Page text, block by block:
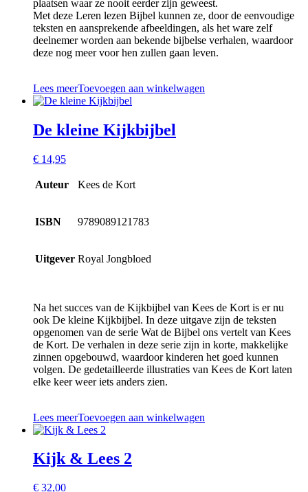
plaatsen waar ze nooit eerder zijn geweest.
Met deze Leren lezen Bijbel kunnen ze, door de eenvoudige
teksten en aansprekende afbeeldingen, als het ware zelf
deelnemer worden aan bekende bijbelse verhalen, waardoor
deze nog meer voor hen zullen gaan leven.
Lees meerToevoegen aan winkelwagen
De kleine Kijkbijbel
€ 14,95
Auteur Kees de Kort
ISBN 9789089121783
Uitgever Royal Jongbloed
Na het succes van de Kijkbijbel van Kees de Kort is er nu
ook De kleine Kijkbijbel. In deze uitgave zijn de teksten
opgenomen van de serie Wat de Bijbel ons vertelt van Kees
de Kort. De verhalen in deze serie zijn in korte, makkelijke
zinnen opgebouwd, waardoor kinderen het goed kunnen
volgen. De gedetailleerde illustraties van Kees de Kort laten
elke keer weer iets anders zien.
Lees meerToevoegen aan winkelwagen
Kijk & Lees 2
€ 32,00